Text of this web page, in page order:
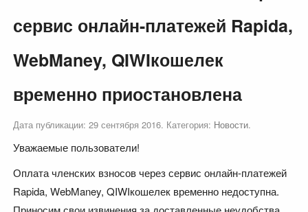
сервис онлайн-платежей Rapida,
WebManey, QIWIкошелек
временно приостановлена
Дата публикации: 29 сентября 2016. Категория: Новости.
Уважаемые пользователи!
Оплата членских взносов через сервис онлайн-платежей
Rapida, WebManey, QIWIкошелек временно недоступна.